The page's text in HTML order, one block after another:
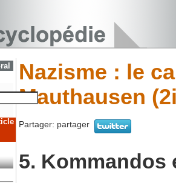
Nazisme : le
Mauthausen
Partager: partager
5. Kommandos